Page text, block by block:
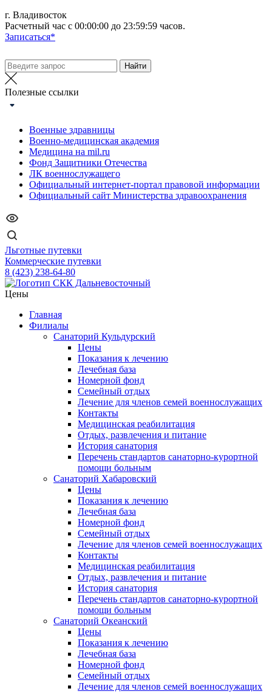
г. Владивосток
Расчетный час с 00:00:00 до 23:59:59 часов.
Записаться*
Полезные ссылки
Военные здравницы
Военно-медицинская академия
Медицина на mil.ru
Фонд Защитники Отечества
ЛК военнослужащего
Официальный интернет-портал правовой информации
Официальный сайт Министерства здравоохранения
Льготные путевки
Коммерческие путевки
8 (423) 238-64-80
Цены
Главная
Филиалы
Санаторий Кульдурский
Цены
Показания к лечению
Лечебная база
Номерной фонд
Семейный отдых
Лечение для членов семей военнослужащих
Контакты
Медицинская реабилитация
Отдых, развлечения и питание
История санатория
Перечень стандартов санаторно-курортной
помощи больным
Санаторий Хабаровский
Цены
Показания к лечению
Лечебная база
Номерной фонд
Семейный отдых
Лечение для членов семей военнослужащих
Контакты
Медицинская реабилитация
Отдых, развлечения и питание
История санатория
Перечень стандартов санаторно-курортной
помощи больным
Санаторий Океанский
Цены
Показания к лечению
Лечебная база
Номерной фонд
Семейный отдых
Лечение для членов семей военнослужащих